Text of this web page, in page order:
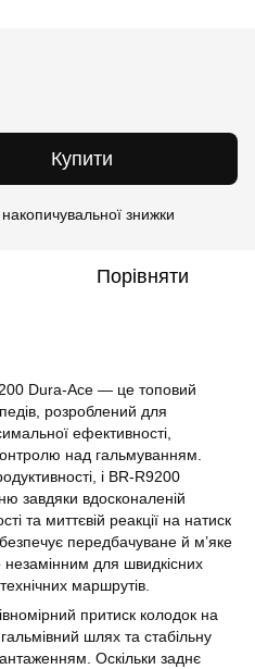
Купити
знижки
Порівняти
Dura-Ace — це топовий
розроблений для
ефективності,
над гальмуванням.
і BR-R9200
завдяки вдосконаленій
та миттєвій реакції на натиск
передбачуване й м’яке
для швидкісних
маршрутів.
притиск колодок на
шлях та стабільну
Оскільки заднє